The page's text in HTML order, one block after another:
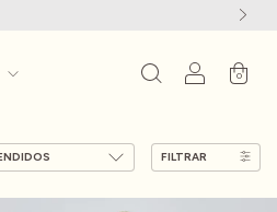
0
FILTRAR